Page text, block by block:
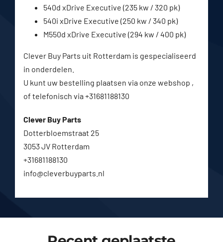
540d xDrive Executive (235 kw / 320 pk)
540i xDrive Executive (250 kw / 340 pk)
M550d xDrive Executive (294 kw / 400 pk)
Clever Buy Parts uit Rotterdam is gespecialiseerd
in onderdelen.
U kunt uw bestelling plaatsen via onze webshop ,
of telefonisch via +31681188130
Clever Buy Parts
Dotterbloemstraat 25
3053 JV Rotterdam
+31681188130
info@cleverbuyparts.nl